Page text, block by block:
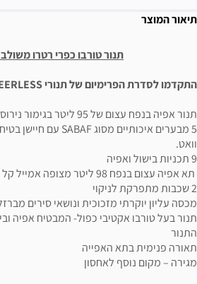
תיאור המוצר
תנור טורבו כפרי רטרו משולב גז
התקדמו לסדרת הפרימיום של תנורי PEERLESS
תנור אפיה בנפח עצום של 95 ליטר בגימור נירוסטה
וואט.
9 תכניות בישול ואפיה
תא אפיה עצום בנפח 98 ליטר
2 שכבות מתפרקת לניקוי
מכסה עליון יוקרתי מזכוכית ונושאי סירים
תנור בעל טורבו אקטיבי כפול- המבטיח אפיה
התנור
תאורה פנימית בתא האפייה
מגירה – מקום נוסף לאחסון